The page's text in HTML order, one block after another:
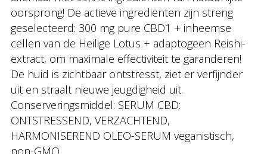
oorsprong! De actieve ingrediënten zijn streng
geselecteerd: 300 mg pure CBD1 + inheemse
cellen van de Heilige Lotus + adaptogeen Reishi-
extract, om maximale effectiviteit te garanderen!
De huid is zichtbaar ontstresst, ziet er verfijnder
uit en straalt nieuwe jeugdigheid uit.
Conserveringsmiddel: SERUM CBD:
ONTSTRESSEND, VERZACHTEND,
HARMONISEREND OLEO-SERUM veganistisch,